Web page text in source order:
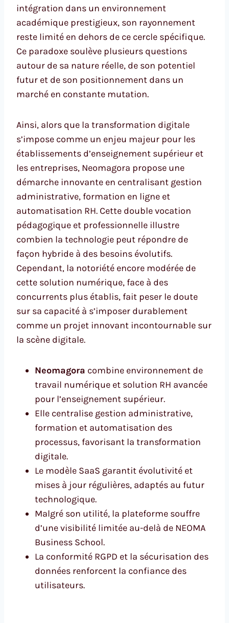
intégration dans un environnement
académique prestigieux, son rayonnement
reste limité en dehors de ce cercle spécifique.
Ce paradoxe soulève plusieurs questions
autour de sa nature réelle, de son potentiel
futur et de son positionnement dans un
marché en constante mutation.
Ainsi, alors que la transformation digitale
s’impose comme un enjeu majeur pour les
établissements d’enseignement supérieur et
les entreprises, Neomagora propose une
démarche innovante en centralisant gestion
administrative, formation en ligne et
automatisation RH. Cette double vocation
pédagogique et professionnelle illustre
combien la technologie peut répondre de
façon hybride à des besoins évolutifs.
Cependant, la notoriété encore modérée de
cette solution numérique, face à des
concurrents plus établis, fait peser le doute
sur sa capacité à s’imposer durablement
comme un projet innovant incontournable sur
la scène digitale.
Neomagora combine environnement de
travail numérique et solution RH avancée
pour l’enseignement supérieur.
Elle centralise gestion administrative,
formation et automatisation des
processus, favorisant la transformation
digitale.
Le modèle SaaS garantit évolutivité et
mises à jour régulières, adaptés au futur
technologique.
Malgré son utilité, la plateforme souffre
d’une visibilité limitée au-delà de NEOMA
Business School.
La conformité RGPD et la sécurisation des
données renforcent la confiance des
utilisateurs.